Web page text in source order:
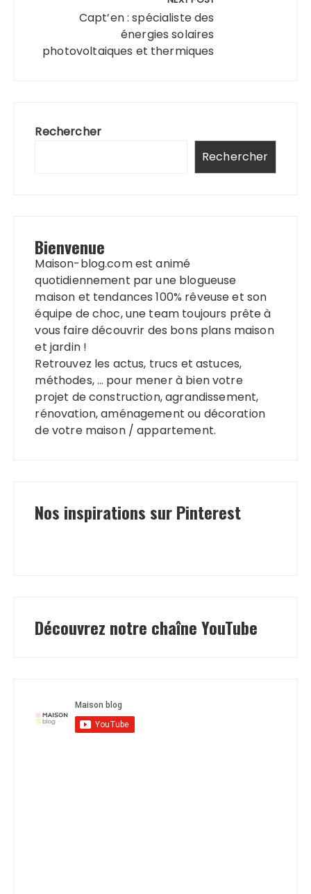
Capt’en : spécialiste des
énergies solaires
photovoltaiques et thermiques
Rechercher
Rechercher
Bienvenue
Maison-blog.com est animé
quotidiennement par une blogueuse
maison et tendances 100% rêveuse et son
équipe de choc, une team toujours prête à
vous faire découvrir des bons plans maison
et jardin !
Retrouvez les actus, trucs et astuces,
méthodes, … pour mener à bien votre
projet de construction, agrandissement,
rénovation, aménagement ou décoration
de votre maison / appartement.
Nos inspirations sur Pinterest
Découvrez notre chaîne YouTube